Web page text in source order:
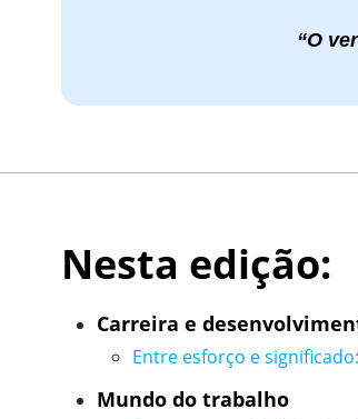
“O
Nesta edição:
Carreira e
Entre esforço e
Mundo do trabalho